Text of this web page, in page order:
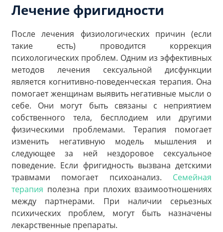
Лечение фригидности
После лечения физиологических причин (если
такие есть) проводится коррекция
психологических проблем. Одним из эффективных
методов лечения сексуальной дисфункции
является когнитивно-поведенческая терапия. Она
помогает женщинам выявить негативные мысли о
себе. Они могут быть связаны с неприятием
собственного тела, бесплодием или другими
физическими проблемами. Терапия помогает
изменить негативную модель мышления и
следующее за ней нездоровое сексуальное
поведение. Если фригидность вызвана детскими
травмами помогает психоанализ. Семейная
терапия полезна при плохих взаимоотношениях
между партнерами. При наличии серьезных
психических проблем, могут быть назначены
лекарственные препараты.